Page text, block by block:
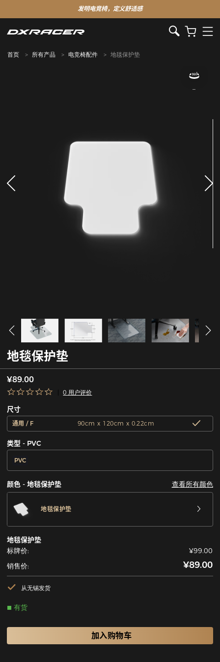
发明电竞椅，定义舒适感
首页 所有产品 电竞椅配件 地毯保护垫
地毯保护垫
¥89.00
0 用户评价
尺寸
通用 / F 90cm x 120cm x 0.22cm
类型 - PVC
PVC
颜色 - 地毯保护垫 查看所有颜色
地毯保护垫
地毯保护垫
标牌价:
¥99.00
销售价:
¥89.00
从无锡发货
有货
加入购物车